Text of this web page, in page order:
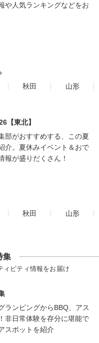
や人気ランキングなどをお
秋田
山形
【東北】
部がおすすめする、この夏
介。夏休みイベント＆おで
報が盛りだくさん！
秋田
山形
集
ィビティ情報をお届け
ランピングからBBQ、アス
非日常体験を存分に堪能で
スポットを紹介